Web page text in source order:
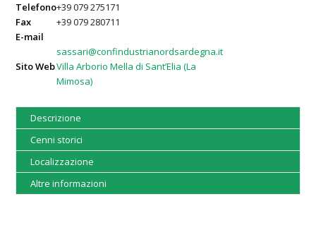
Telefono+39 079 275171
Fax
+39 079 280711
E-mail
sassari@confindustrianordsardegna.it
Sito WebVilla Arborio Mella di Sant’Elia (La
Mimosa)
Descrizione
Cenni storici
Localizzazione
Altre informazioni